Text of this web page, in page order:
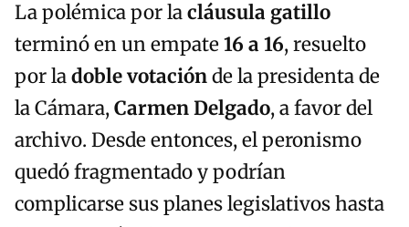
La polémica por lacláusula gatillo
terminó en un empate16 a 16, resuelto
por ladoble votaciónde la presidenta de
la Cámara,Carmen Delgado, a favor del
archivo. Desde entonces, el peronismo
quedó fragmentado y podrían
complicarse sus planes legislativos hasta